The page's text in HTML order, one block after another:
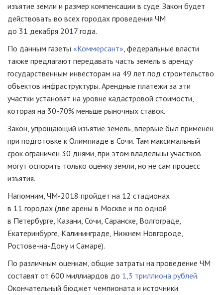
изъятие земли и размер компенсации в суде. Закон будет
действовать во всех городах проведения ЧМ
до 31 декабря 2017 года.
По данным газеты «Коммерсант», федеральные власти
также предлагают передавать часть земель в аренду
государственным инвесторам на 49 лет под строительство
объектов инфраструктуры. Арендные платежи за эти
участки установят на уровне кадастровой стоимости,
которая на 30-70% меньше рыночных ставок.
Закон, упрощающий изъятие земель, впервые был применен
при подготовке к Олимпиаде в Сочи. Там максимальный
срок ограничен 30 днями, при этом владельцы участков
могут оспорить только оценку земли, но не сам процесс
изъятия.
Напомним, ЧМ-2018 пройдет на 12 стадионах
в 11 городах (две арены в Москве и по одной
в Петербурге, Казани, Сочи, Саранске, Волгограде,
Екатеринбурге, Калининграде, Нижнем Новгороде,
Ростове-на-Дону и Самаре).
По различным оценкам, общие затраты на проведение ЧМ
составят от 600 миллиардов до 1,3 триллиона рублей.
Окончательный бюджет чемпионата и источники